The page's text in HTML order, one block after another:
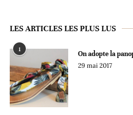
LES ARTICLES LES PLUS LUS
1
On adopte la
29 mai 2017